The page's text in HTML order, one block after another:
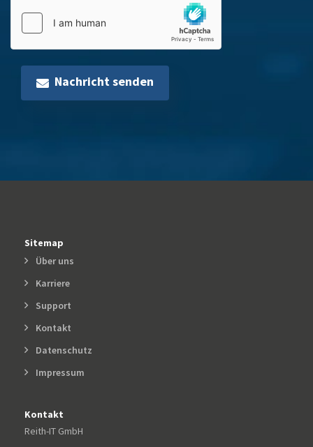
Nachricht senden
Sitemap
Über uns
Karriere
Support
Kontakt
Datenschutz
Impressum
Kontakt
Reith-IT GmbH